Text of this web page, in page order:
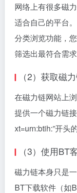
网络上有很多磁
适合自己的平台
分类浏览功能，
筛选出最符合需求
（2）获取磁
在磁力链网站上
提供一个磁力链
xt=urn:btih:”开头
（3）使用BT
磁力链本身只是
BT下载软件（如